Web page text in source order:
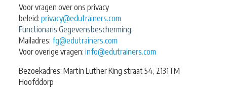
Voor vragen over ons privacy
beleid: privacy@edutrainers.com
Functionaris Gegevensbescherming:
Mailadres: fg@edutrainers.com
Voor overige vragen: info@edutrainers.com
Bezoekadres: Martin Luther King straat 54, 2131TM
Hoofddorp